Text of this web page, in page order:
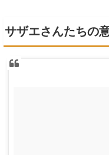
サザエさんたちの